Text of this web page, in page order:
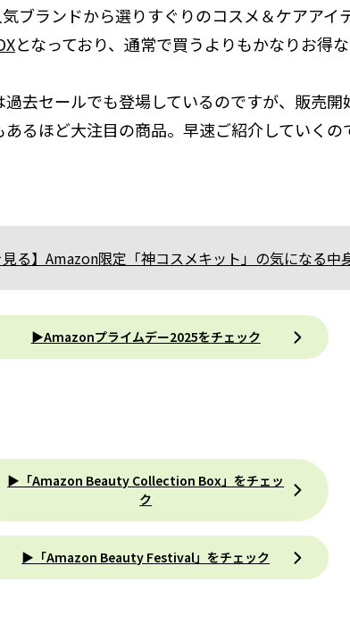
ブランドから選りすぐりのコスメ＆ケアアイ
となっており、通常で買うよりもかなりお得な
過去セールでも登場しているのですが、販売開
るほど大注目の商品。早速ご紹介していくの
見る】Amazon限定「神コスメキット」の気になる中
▶Amazonプライムデー2025をチェック
▶「Amazon Beauty Collection Box」をチェッ
ク
▶「Amazon Beauty Festival」をチェック